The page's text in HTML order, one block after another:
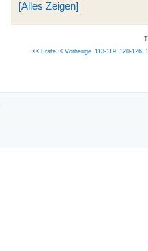
[Alles Zeigen]
<< Erste < Vorherige 113-119 120-126